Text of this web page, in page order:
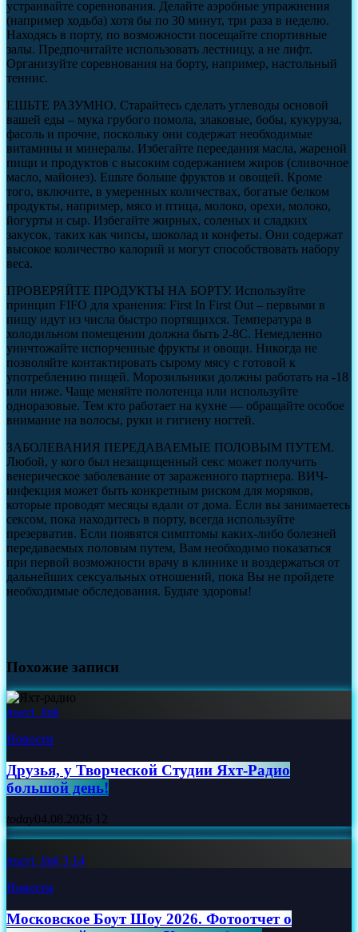
устраивайте соревнования. Делайте аэробные упражнения
(например ходьба) хотя бы по 30 минут, три раза в неделю.
Находясь в порту, по возможности посещайте спортивные
залы. Предпочитайте использовать лестницу, а не лифт.
Организуйте соревнования на борту, например, настольный
теннис.
ЕШЬТЕ РАЗУМНО. Старайтесь сделать углеводы основой
вашей еды – мука грубого помола, злаковые, бобы, кукуруза,
фасоль и прочие, поскольку они содержат необходимые
витамины и минералы. Избегайте переедания масла, жареной
пищи и продуктов с высоким содержанием жиров (сливочное
масло, майонез). Ешьте больше фруктов и овощей. Кроме
того, включите, в умеренных количествах, богатые белком
продукты, например, мясо и птица, молоко, орехи, молоко,
йогурты и сыр. Избегайте жирных, соленых и сладких
закусок, таких как чипсы, шоколад и конфеты. Они содержат
высокое количество калорий и могут способствовать набору
веса.
ПРОВЕРЯЙТЕ ПРОДУКТЫ НА БОРТУ. Используйте
принцип FIFO для хранения: First In First Out – первыми в
пищу идут из числа быстро портящихся. Температура в
холодильном помещении должна быть 2-8С. Немедленно
уничтожайте испорченные фрукты и овощи. Никогда не
позволяйте контактировать сырому мясу с готовой к
употреблению пищей. Морозильники должны работать на -18
или ниже. Чаще меняйте полотенца или используйте
одноразовые. Тем кто работает на кухне — обращайте особое
внимание на волосы, руки и гигиену ногтей.
ЗАБОЛЕВАНИЯ ПЕРЕДАВАЕМЫЕ ПОЛОВЫМ ПУТЕМ.
Любой, у кого был незащищенный секс может получить
венерическое заболевание от зараженного партнера. ВИЧ-
инфекция может быть конкретным риском для моряков,
которые проводят месяцы вдали от дома. Если вы занимаетесь
сексом, пока находитесь в порту, всегда используйте
презерватив. Если появятся симптомы каких-либо болезней
передаваемых половым путем, Вам необходимо показаться
при первой возможности врачу в клинике и воздержаться от
дальнейших сексуальных отношений, пока Вы не пройдете
необходимые обследования. Будьте здоровы!
Похожие записи
insert_link
Новости
Друзья, у Творческой Студии Яхт‑Радио
большой день!
today04.08.2026 12
insert_link 3 14
Новости
Московское Боут Шоу 2026. Фотоотчет о